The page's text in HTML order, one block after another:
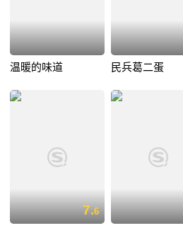
温暖的味道 民兵葛二蛋
7.6